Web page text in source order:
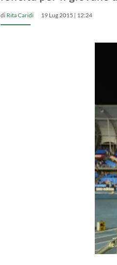
di Rita Caridi 19 Lug 2015 | 12:24